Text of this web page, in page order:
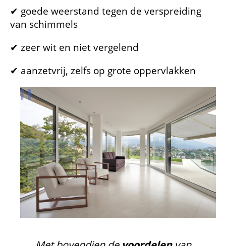
✔ goede weerstand tegen de verspreiding
van schimmels
✔ zeer wit en niet vergelend
✔ aanzetvrij, zelfs op grote oppervlakken